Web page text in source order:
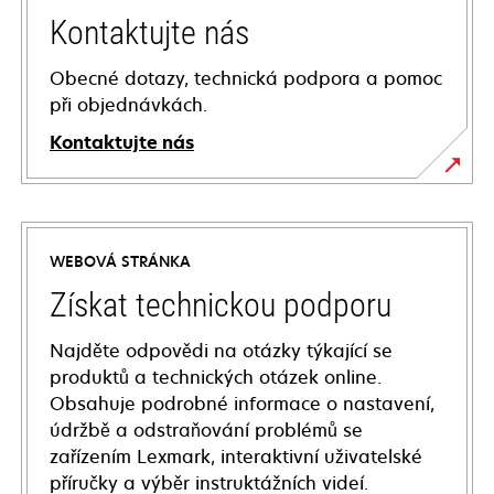
Kontaktujte nás
Obecné dotazy, technická podpora a pomoc
při objednávkách.
Kontaktujte nás
WEBOVÁ STRÁNKA
Získat technickou podporu
Najděte odpovědi na otázky týkající se
produktů a technických otázek online.
Obsahuje podrobné informace o nastavení,
údržbě a odstraňování problémů se
zařízením Lexmark, interaktivní uživatelské
příručky a výběr instruktážních videí.